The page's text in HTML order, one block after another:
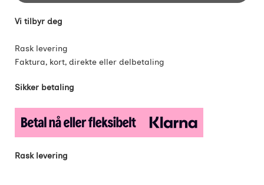
Vi tilbyr deg
Rask levering
Faktura, kort, direkte eller delbetaling
Sikker betaling
Rask levering